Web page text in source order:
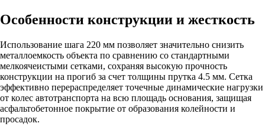
Особенности конструкции и жесткость
Использование шага 220 мм позволяет значительно снизить
металлоемкость объекта по сравнению со стандартными
мелкоячеистыми сетками, сохраняя высокую прочность
конструкции на прогиб за счет толщины прутка 4.5 мм. Сетка
эффективно перераспределяет точечные динамические нагрузки
от колес автотранспорта на всю площадь основания, защищая
асфальтобетонное покрытие от образования колейности и
просадок.